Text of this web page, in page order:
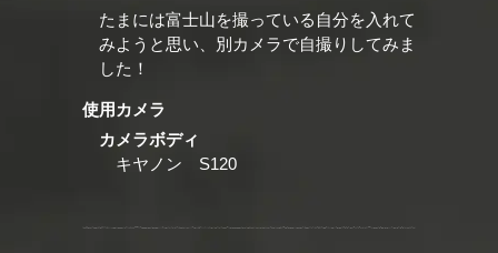
たまには富士山を撮っている自分を入れて
みようと思い、別カメラで自撮りしてみま
した！
使用カメラ
カメラボディ
キヤノン S120